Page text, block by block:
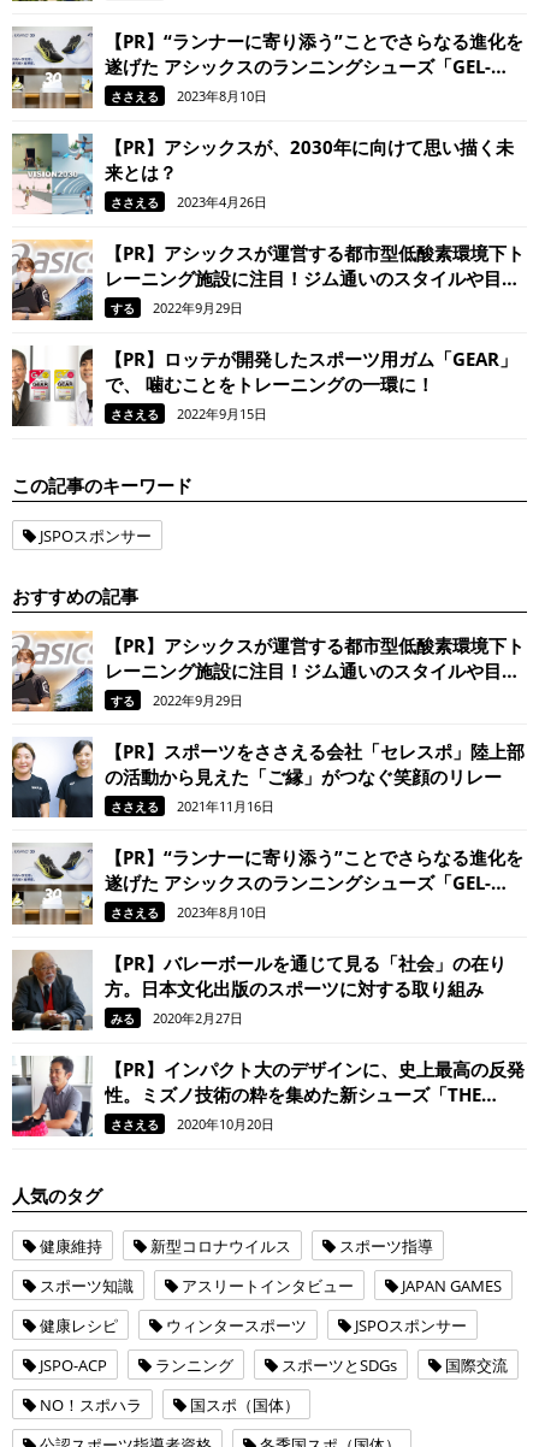
【PR】“ランナーに寄り添う”ことでさらなる進化を
遂げた アシックスのランニングシューズ「GEL-
KAYANO 30」。 履けばきっと、走るのがもっと楽
ささえる 2023年8月10日
【PR】アシックスが、2030年に向けて思い描く未
来とは？
ささえる 2023年4月26日
【PR】アシックスが運営する都市型低酸素環境下ト
レーニング施設に注目！ジム通いのスタイルや目的
が変わる？！
する 2022年9月29日
【PR】ロッテが開発したスポーツ用ガム「GEAR」
で、 噛むことをトレーニングの一環に！
ささえる 2022年9月15日
この記事のキーワード
JSPOスポンサー
おすすめの記事
【PR】アシックスが運営する都市型低酸素環境下ト
レーニング施設に注目！ジム通いのスタイルや目的
が変わる？！
する 2022年9月29日
【PR】スポーツをささえる会社「セレスポ」陸上部
の活動から見えた「ご縁」がつなぐ笑顔のリレー
ささえる 2021年11月16日
【PR】“ランナーに寄り添う”ことでさらなる進化を
遂げた アシックスのランニングシューズ「GEL-
KAYANO 30」。 履けばきっと、走るのがもっと楽
ささえる 2023年8月10日
【PR】バレーボールを通じて見る「社会」の在り
方。日本文化出版のスポーツに対する取り組み
みる 2020年2月27日
【PR】インパクト大のデザインに、史上最高の反発
性。ミズノ技術の粋を集めた新シューズ「THE
MIZUNO ENERZY」
ささえる 2020年10月20日
人気のタグ
健康維持 新型コロナウイルス
スポーツ指導
スポーツ知識
アスリートインタビュー
JAPAN GAMES
健康レシピ
ウィンタースポーツ
JSPOスポンサー
JSPO-ACP
ランニング スポーツとSDGs
国際交流
NO！スポハラ
国スポ（国体）